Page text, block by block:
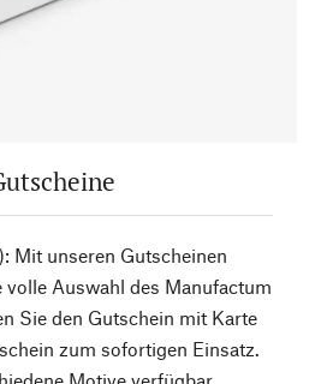
Mit unseren Gutscheinen
volle Auswahl des Manufactum
Sie den Gutschein mit Karte
zum sofortigen Einsatz.